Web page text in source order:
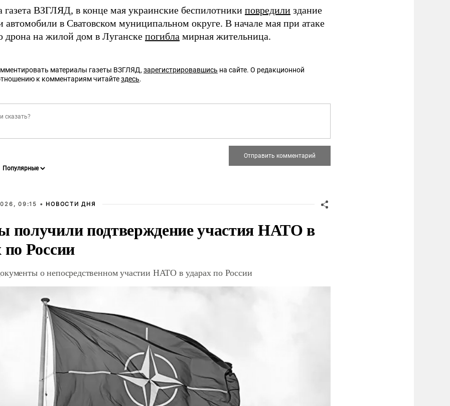
газета ВЗГЛЯД, в конце мая украинские беспилотники повредили здание
автомобили в Сватовском муниципальном округе. В начале мая при атаке
дрона на жилой дом в Луганске погибла мирная жительница.
материалы газеты ВЗГЛЯД, зарегистрировавшись на сайте. О редакционной
к комментариям читайтездесь.
09:15 • НОВОСТИ ДНЯ
получили подтверждение участия НАТО в
по России
о непосредственном участии НАТО в ударах по России